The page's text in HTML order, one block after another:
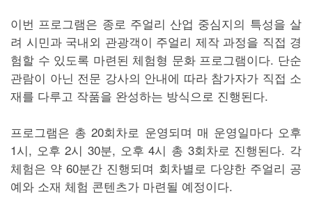
이번 프로그램은 종로 주얼리 산업 중심지의 특성을 살
려 시민과 국내외 관광객이 주얼리 제작 과정을 직접 경
험할 수 있도록 마련된 체험형 문화 프로그램이다. 단순
관람이 아닌 전문 강사의 안내에 따라 참가자가 직접 소
재를 다루고 작품을 완성하는 방식으로 진행된다.
프로그램은 총 20회차로 운영되며 매 운영일마다 오후
1시, 오후 2시 30분, 오후 4시 총 3회차로 진행된다. 각
체험은 약 60분간 진행되며 회차별로 다양한 주얼리 공
예와 소재 체험 콘텐츠가 마련될 예정이다.